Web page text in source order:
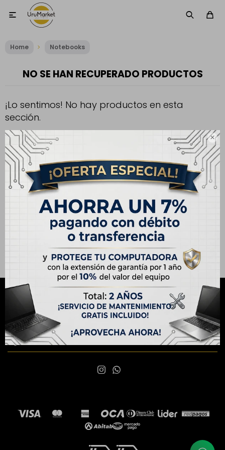


Home Notebooks
NO SE HAN RECUPERADO PRODUCTOS
¡Lo sentimos! No hay productos en esta
sección.
Inténtalo nuevamente con otros criterios de filtrado o busca en
otras secciones de nuestro catálogo.
Filtrando por: Categoría notebook:Alto rendimiento
NEWSLETTER
¡Suscribite y recibí todas nuestras novedades!
SUSCRIBIRME
 